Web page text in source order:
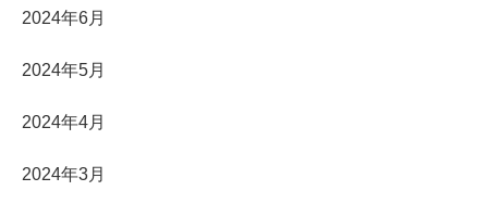
2024年6月
2024年5月
2024年4月
2024年3月